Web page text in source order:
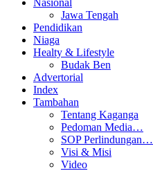
Jawa Tengah
Pendidikan
Niaga
Healty & Lifestyle
Budak Ben
Advertorial
Index
Tambahan
Tentang Kaganga
Pedoman Media…
SOP Perlindungan…
Visi & Misi
Video